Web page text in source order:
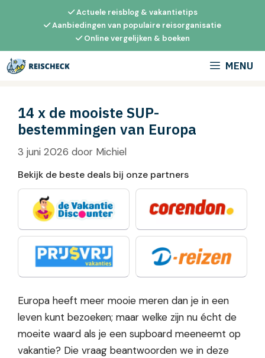
inhoud
Actuele reisblog & vakantietips
Aanbiedingen van populaire reisorganisatie
Online vergelijken & boeken
MENU
14 x de mooiste SUP-
bestemmingen van Europa
3 juni 2026 door Michiel
Bekijk de beste deals bij onze partners
Europa heeft meer mooie meren dan je in een
leven kunt bezoeken; maar welke zijn nu écht de
moeite waard als je een supboard meeneemt op
vakantie? Die vraag beantwoorden we in deze